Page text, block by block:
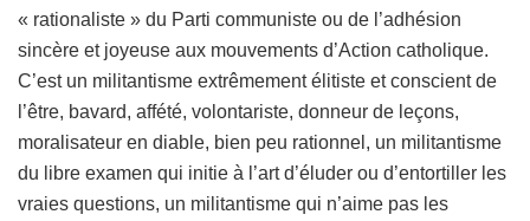
« rationaliste » du Parti communiste ou de l’adhésion
sincère et joyeuse aux mouvements d’Action catholique.
C’est un militantisme extrêmement élitiste et conscient de
l’être, bavard, affété, volontariste, donneur de leçons,
moralisateur en diable, bien peu rationnel, un militantisme
du libre examen qui initie à l’art d’éluder ou d’entortiller les
vraies questions, un militantisme qui n’aime pas les